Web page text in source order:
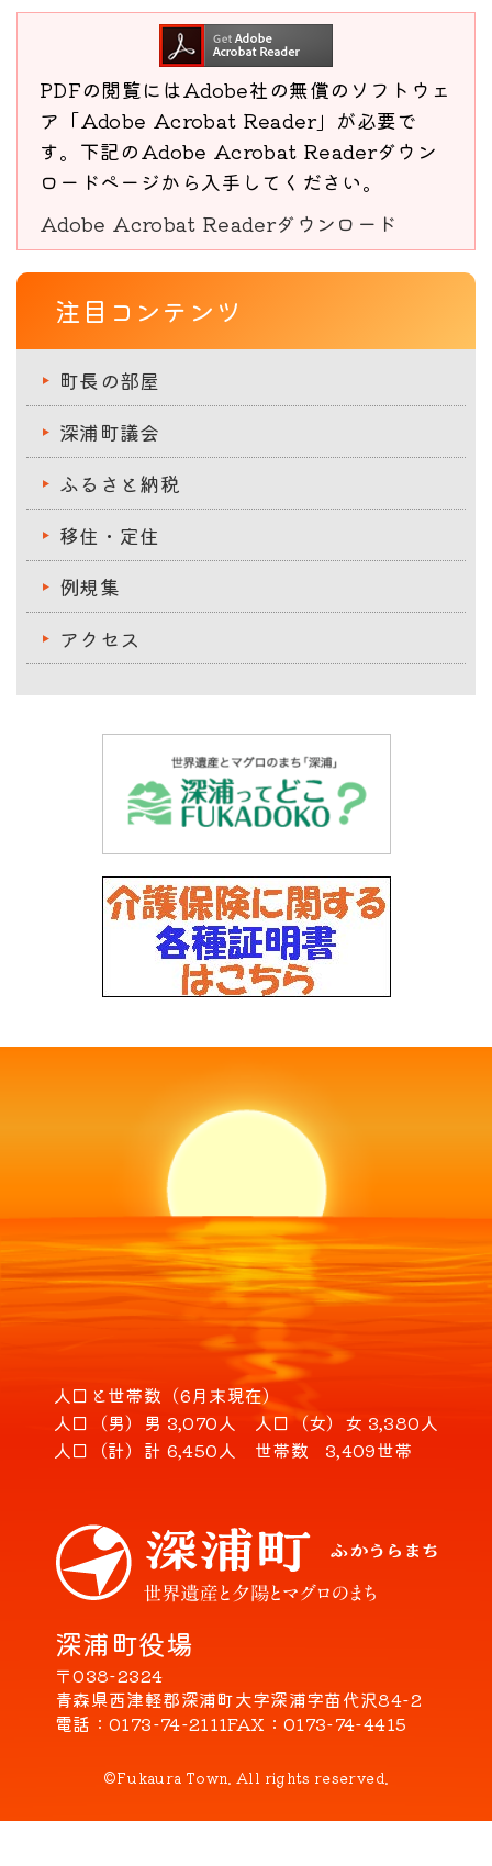
PDFの閲覧にはAdobe社の無償のソフトウェ
ア「Adobe Acrobat Reader」が必要で
す。下記のAdobe Acrobat Readerダウン
ロードページから入手してください。
Adobe Acrobat Readerダウンロード
注目コンテンツ
町長の部屋
深浦町議会
ふるさと納税
移住・定住
例規集
アクセス
深浦町役場
〒038-2324
青森県西津軽郡深浦町大字深浦字苗代沢84-2
電話
0173-74-2111FAX 0173-74-4415
人口と世帯数（6月末現在）
人口（男） 男 3,070人 人口（女） 女 3,380人
人口（計） 計 6,450人 世帯数 3,409世帯
©Fukaura Town. All rights reserved.